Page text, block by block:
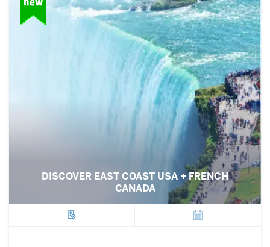
DISCOVER EAST COAST USA + FRENCH
CANADA